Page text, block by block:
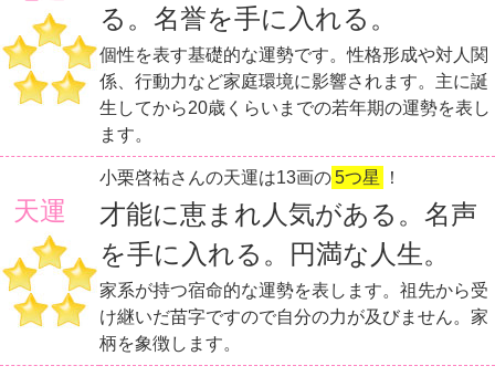
る。名誉を手に入れる。
個性を表す基礎的な運勢です。性格形成や対人関
係、行動力など家庭環境に影響されます。主に誕
生してから20歳くらいまでの若年期の運勢を表し
ます。
天運
小栗啓祐さんの天運は13画の5つ星 ！
才能に恵まれ人気がある。名声
を手に入れる。円満な人生。
家系が持つ宿命的な運勢を表します。祖先から受
け継いだ苗字ですので自分の力が及びません。家
柄を象徴します。